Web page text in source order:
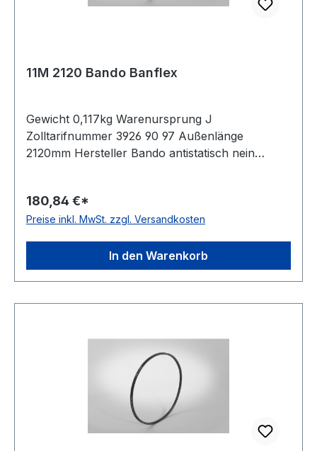
11M 2120 Bando Banflex
Gewicht 0,117kg Warenursprung J
Zolltarifnummer 3926 90 97 Außenlänge
2120mm Hersteller Bando antistatisch nein
180,84 €*
Preise inkl. MwSt. zzgl. Versandkosten
In den Warenkorb